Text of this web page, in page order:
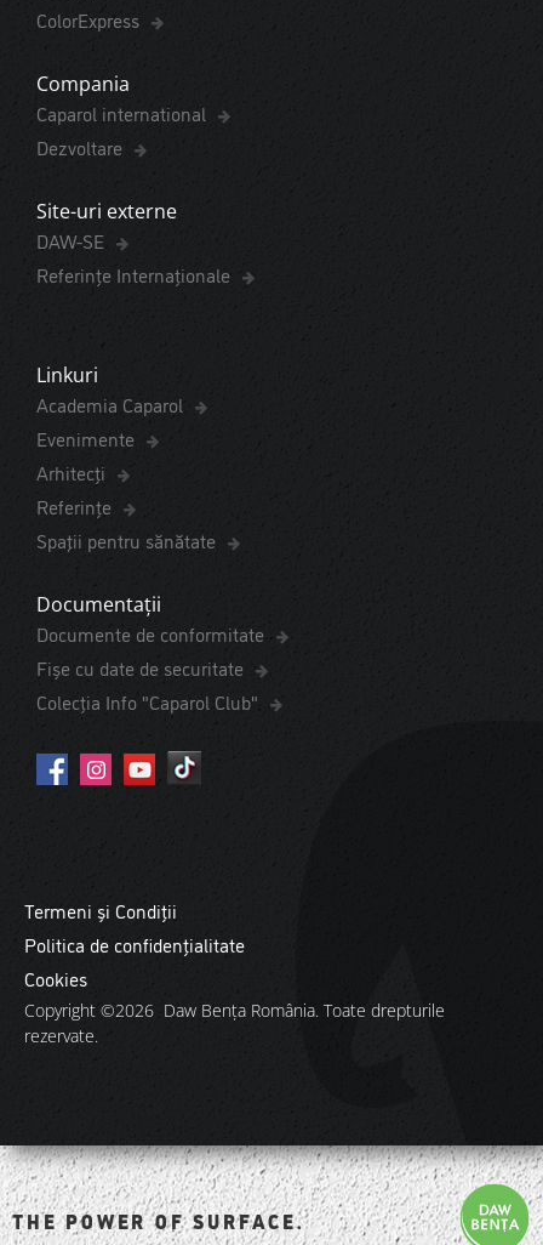
ColorExpress
Compania
Caparol international
Dezvoltare
Site-uri externe
DAW-SE
Referințe Internaționale
Linkuri
Academia Caparol
Evenimente
Arhitecți
Referințe
Spaţii pentru sănătate
Documentații
Documente de conformitate
Fișe cu date de securitate
Colecția Info "Caparol Club"
Termeni și Condiții
Politica de confidențialitate
Cookies
Copyright ©2026 Daw Benţa România. Toate drepturile
rezervate.
THE POWER OF SURFACE.